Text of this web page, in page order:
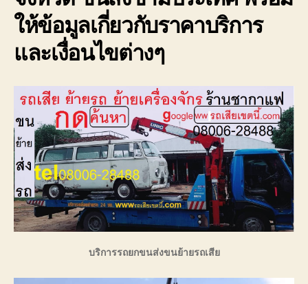
ให้ข้อมูลเกี่ยวกับราคาบริการ
และเงื่อนไขต่างๆ
บริการรถยกขนส่งขนย้ายรถเสีย